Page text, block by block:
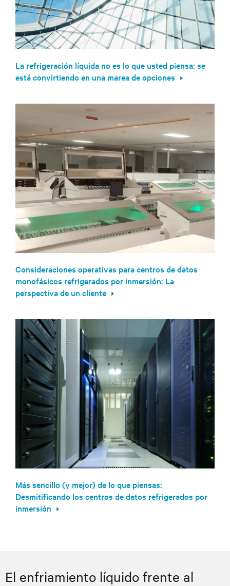
La refrigeración líquida no es lo que usted piensa: se
está convirtiendo en una marea de opciones
Consideraciones operativas para centros de datos
monofásicos refrigerados por inmersión: La
perspectiva de un cliente
Más sencillo (y mejor) de lo que piensas:
Desmitificando los centros de datos refrigerados por
inmersión
El enfriamiento líquido frente al